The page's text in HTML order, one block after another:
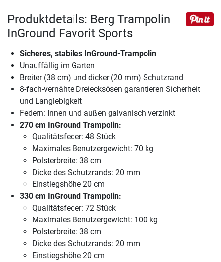
Produktdetails: Berg Trampolin
InGround Favorit Sports
Sicheres, stabiles InGround-Trampolin
Unauffällig im Garten
Breiter (38 cm) und dicker (20 mm) Schutzrand
8-fach-vernähte Dreiecksösen garantieren Sicherheit
und Langlebigkeit
Federn: Innen und außen galvanisch verzinkt
270 cm InGround Trampolin:
Qualitätsfeder: 48 Stück
Maximales Benutzergewicht: 70 kg
Polsterbreite: 38 cm
Dicke des Schutzrands: 20 mm
Einstiegshöhe 20 cm
330 cm InGround Trampolin:
Qualitätsfeder: 72 Stück
Maximales Benutzergewicht: 100 kg
Polsterbreite: 38 cm
Dicke des Schutzrands: 20 mm
Einstiegshöhe 20 cm